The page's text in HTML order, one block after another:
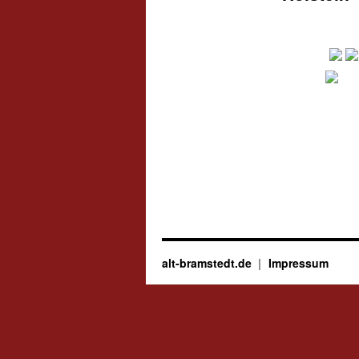
alt-bramstedt.de Impressum